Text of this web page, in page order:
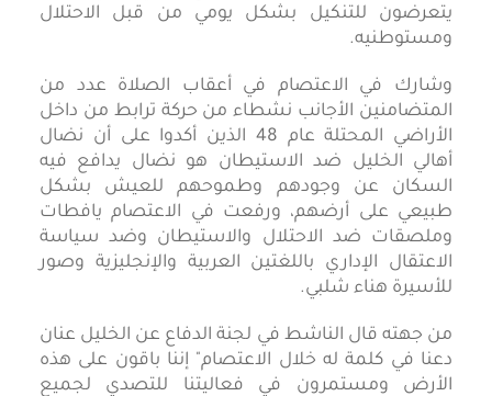
يتعرضون للتنكيل بشكل يومي من قبل الاحتلال
ومستوطنيه.
وشارك في الاعتصام في أعقاب الصلاة عدد من
المتضامنين الأجانب نشطاء من حركة ترابط من داخل
الأراضي المحتلة عام 48 الذين أكدوا على أن نضال
أهالي الخليل ضد الاستيطان هو نضال يدافع فيه
السكان عن وجودهم وطموحهم للعيش بشكل
طبيعي على أرضهم، ورفعت في الاعتصام يافطات
وملصقات ضد الاحتلال والاستيطان وضد سياسة
الاعتقال الإداري باللغتين العربية والإنجليزية وصور
للأسيرة هناء شلبي.
من جهته قال الناشط في لجنة الدفاع عن الخليل عنان
دعنا في كلمة له خلال الاعتصام" إننا باقون على هذه
الأرض ومستمرون في فعاليتنا للتصدي لجميع